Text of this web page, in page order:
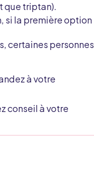
que triptan).
si la première option
certaines personnes
à votre
conseil à votre